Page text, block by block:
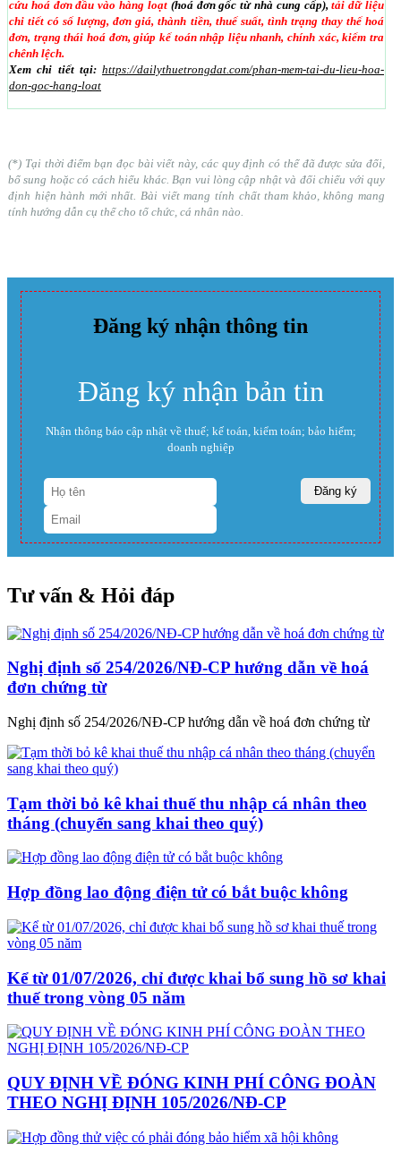
cứu hoá đơn đầu vào hàng loạt(hoá đơn gốc từ nhà cung cấp),tải dữ liệu
chi tiết có số lượng, đơn giá, thành tiền, thuế suất, tình trạng thay thế hoá
đơn, trạng thái hoá đơn, giúp kế toán nhập liệu nhanh, chính xác, kiểm tra
chênh lệch.
Xem chi tiết tại: https://dailythuetrongdat.com/phan-mem-tai-du-lieu-hoa-
don-goc-hang-loat
(*) Tại thời điểm bạn đọc bài viết này, các quy định có thể đã được sửa đổi,
bổ sung hoặc có cách hiểu khác. Bạn vui lòng cập nhật và đối chiếu với quy
định hiện hành mới nhất. Bài viết mang tính chất tham khảo, không mang
tính hướng dẫn cụ thể cho tổ chức, cá nhân nào.
Đăng ký nhận thông tin
Đăng ký nhận bản tin
Nhận thông báo cập nhật về thuế; kế toán, kiểm toán; bảo hiểm;
doanh nghiệp
Tư vấn & Hỏi đáp
Nghị định số 254/2026/NĐ-CP hướng dẫn về hoá
đơn chứng từ
Nghị định số 254/2026/NĐ-CP hướng dẫn về hoá đơn chứng từ
Tạm thời bỏ kê khai thuế thu nhập cá nhân theo
tháng (chuyển sang khai theo quý)
Hợp đồng lao động điện tử có bắt buộc không
Kể từ 01/07/2026, chỉ được khai bổ sung hồ sơ khai
thuế trong vòng 05 năm
QUY ĐỊNH VỀ ĐÓNG KINH PHÍ CÔNG ĐOÀN
THEO NGHỊ ĐỊNH 105/2026/NĐ-CP